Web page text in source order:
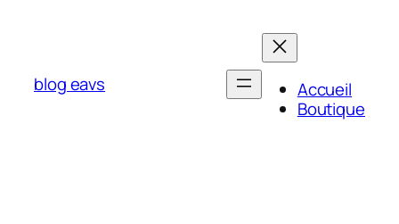
blog eavs
Accueil
Boutique